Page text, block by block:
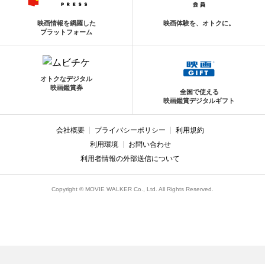
映画情報を網羅した
プラットフォーム
映画体験を、オトクに。
オトクなデジタル
映画鑑賞券
全国で使える
映画鑑賞デジタルギフト
会社概要 プライバシーポリシー
利用規約
利用環境
お問い合わせ
利用者情報の外部送信について
Copyright © MOVIE WALKER Co., Ltd. All Rights Reserved.